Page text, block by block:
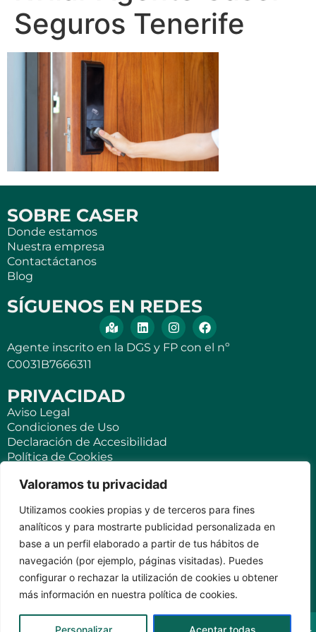
Valoramos tu privacidad
Utilizamos cookies propias y de terceros para fines
analíticos y para mostrarte publicidad personalizada en
base a un perfil elaborado a partir de tus hábitos de
navegación (por ejemplo, páginas visitadas). Puedes
configurar o rechazar la utilización de cookies u obtener
más información en nuestra política de cookies.
Personalizar Aceptar todas
Seguros Tenerife
SOBRE CASER
Donde estamos
Nuestra empresa
Contactáctanos
Blog
SÍGUENOS EN REDES
Agente inscrito en la DGS y FP con el nº
C0031B7666311
PRIVACIDAD
Aviso Legal
Condiciones de Uso
Declaración de Accesibilidad
Política de Cookies
SEGUROS
Para ti
Negocios y PYMES
Seguro de viaje
Seguro para Viviendas Vacacionales
Seguro para teléfonos móviles
KVILAR AGENTE CASER SANTA CRUZ DE TENERIFE Av.